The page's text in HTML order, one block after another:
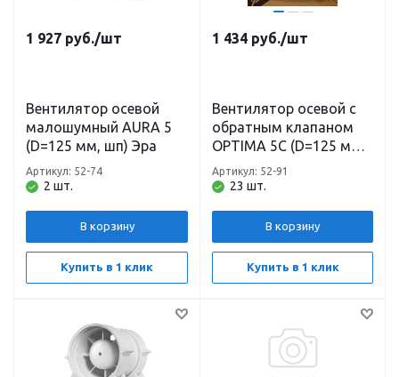
1 927 руб./шт
Вентилятор осевой
малошумный AURA 5
(D=125 мм, шп) Эра
2 шт.
Артикул: 52-74
В корзину
Купить в 1 клик
1 434 руб./шт
Вентилятор осевой с
обратным клапаном
OPTIMA 5С (D=125 мм)
Эра
23 шт.
Артикул: 52-91
В корзину
Купить в 1 клик